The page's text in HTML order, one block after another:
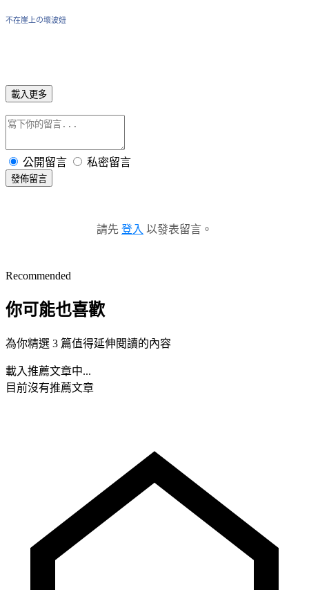
不在崖上の壞波妞
載入更多
公開留言 私密留言
發佈留言
請先 登入 以發表留言。
Recommended
你可能也喜歡
為你精選 3 篇值得延伸閱讀的內容
載入推薦文章中...
目前沒有推薦文章